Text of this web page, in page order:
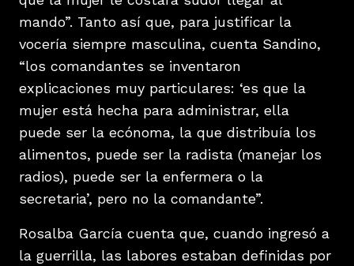
mando”. Tanto así que, para justificar la
vocería siempre masculina, cuenta Sandino,
“los comandantes se inventaron
explicaciones muy particulares: ‘es que la
mujer está hecha para administrar, ella
puede ser la ecónoma, la que distribuía los
alimentos, puede ser la radista (manejar los
radios), puede ser la enfermera o la
secretaria’, pero no la comandante”.
Rosalba García cuenta que, cuando ingresó a
la guerrilla, las labores estaban definidas por